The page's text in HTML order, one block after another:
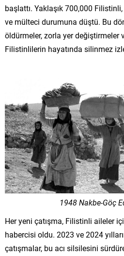
başlattı. Yaklaşık 700,000 Filistinli,
ve mülteci durumuna düştü. Bu
öldürmeler, zorla yer değiştirmeler
Filistinlilerin hayatında silinmez
1948 Nakbe-Göç
Her yeni çatışma, Filistinli aileler
habercisi oldu. 2023 ve 2024
çatışmalar, bu acı silsilesini